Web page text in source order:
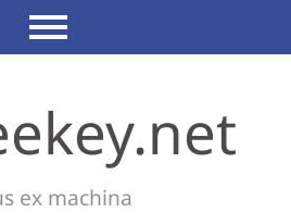
ex machina